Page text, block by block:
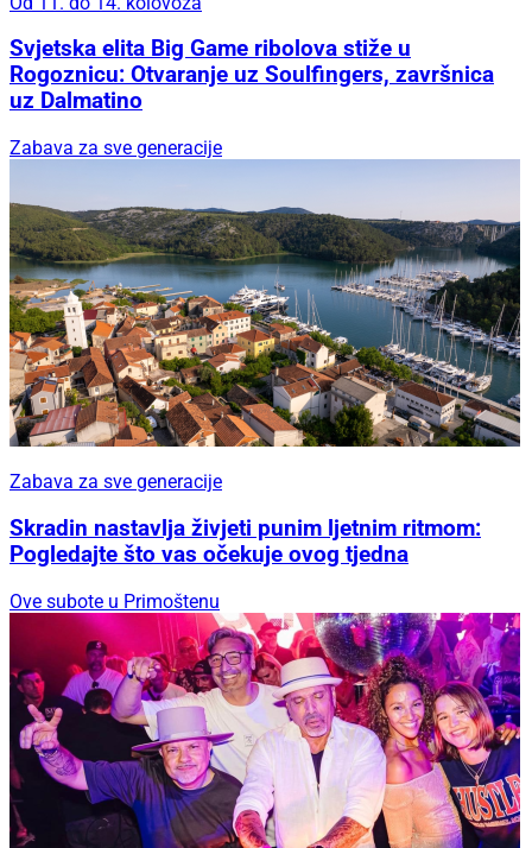
Svjetska elita Big Game ribolova stiže u
Rogoznicu: Otvaranje uz Soulfingers, završnica
uz Dalmatino
Zabava za sve generacije
Zabava za sve generacije
Skradin nastavlja živjeti punim ljetnim ritmom:
Pogledajte što vas očekuje ovog tjedna
Ove subote u Primoštenu